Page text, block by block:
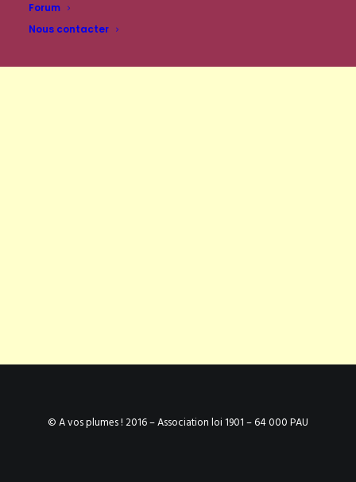
Forum
Nous contacter
© A vos plumes ! 2016 – Association loi 1901 – 64 000 PAU